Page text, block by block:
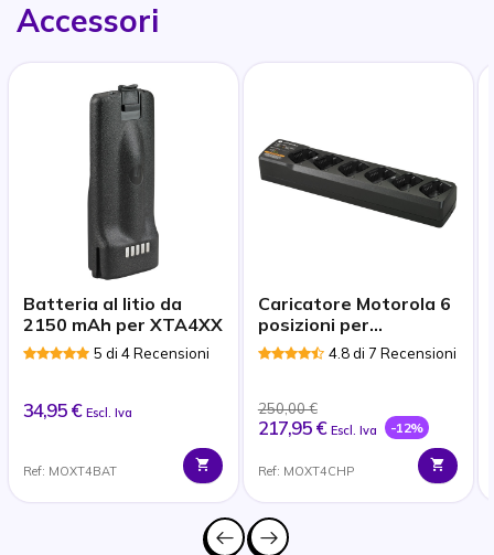
Accessori
Batteria al litio da
2150 mAh per XTA4XX
5 di 4 Recensioni
34,95 € Escl. Iva
Ref: MOXT4BAT
Caricatore Motorola 6
posizioni per
XT420/XT460/XT660
4.8 di 7 Recensioni
250,00 €
217,95 € Escl. Iva -12%
Ref: MOXT4CHP